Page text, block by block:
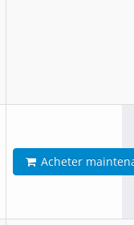
Acheter